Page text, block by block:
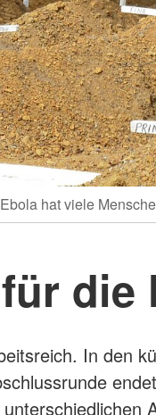
die
Ebola hat viele
In den